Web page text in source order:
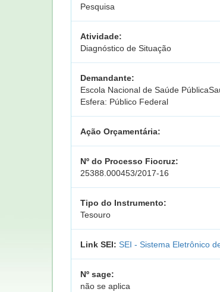
Pesquisa
Atividade:
Diagnóstico de Situação
Demandante:
Escola Nacional de Saúde
Esfera: Público Federal
Ação Orçamentária:
Nº do Processo Fiocruz:
25388.000453/2017-16
Tipo do Instrumento:
Tesouro
Link SEI: SEI - Sistema Eletrônico
Nº sage:
não se aplica